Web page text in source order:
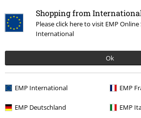
Shopping from
Please click here to visit EMP
International
Ok
EMP International EMP
EMP Deutschland EMP
209:- 415:-